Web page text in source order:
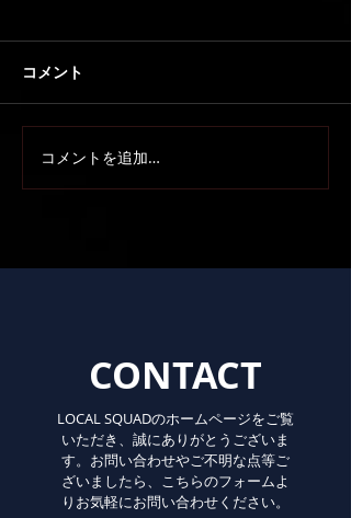
コメント
コメントを追加…
CONTACT
LOCAL SQUADのホームページをご覧
いただき、誠にありがとうございま
す。お問い合わせやご不明な点等ご
ざいましたら、こちらのフォームよ
りお気軽にお問い合わせください。